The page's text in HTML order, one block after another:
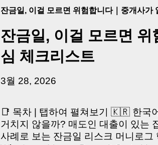
잔금일, 이걸 모르면 위험합니다｜중개사가
잔금일, 이걸 모르면
심 체크리스트
3월 28, 2026
📑 목차 | 탭하여 펼쳐보기 🇰🇷 한국
거치지 않을까? 매도인 대출이 있는
사례로 보는 잔금일 리스크 머니로